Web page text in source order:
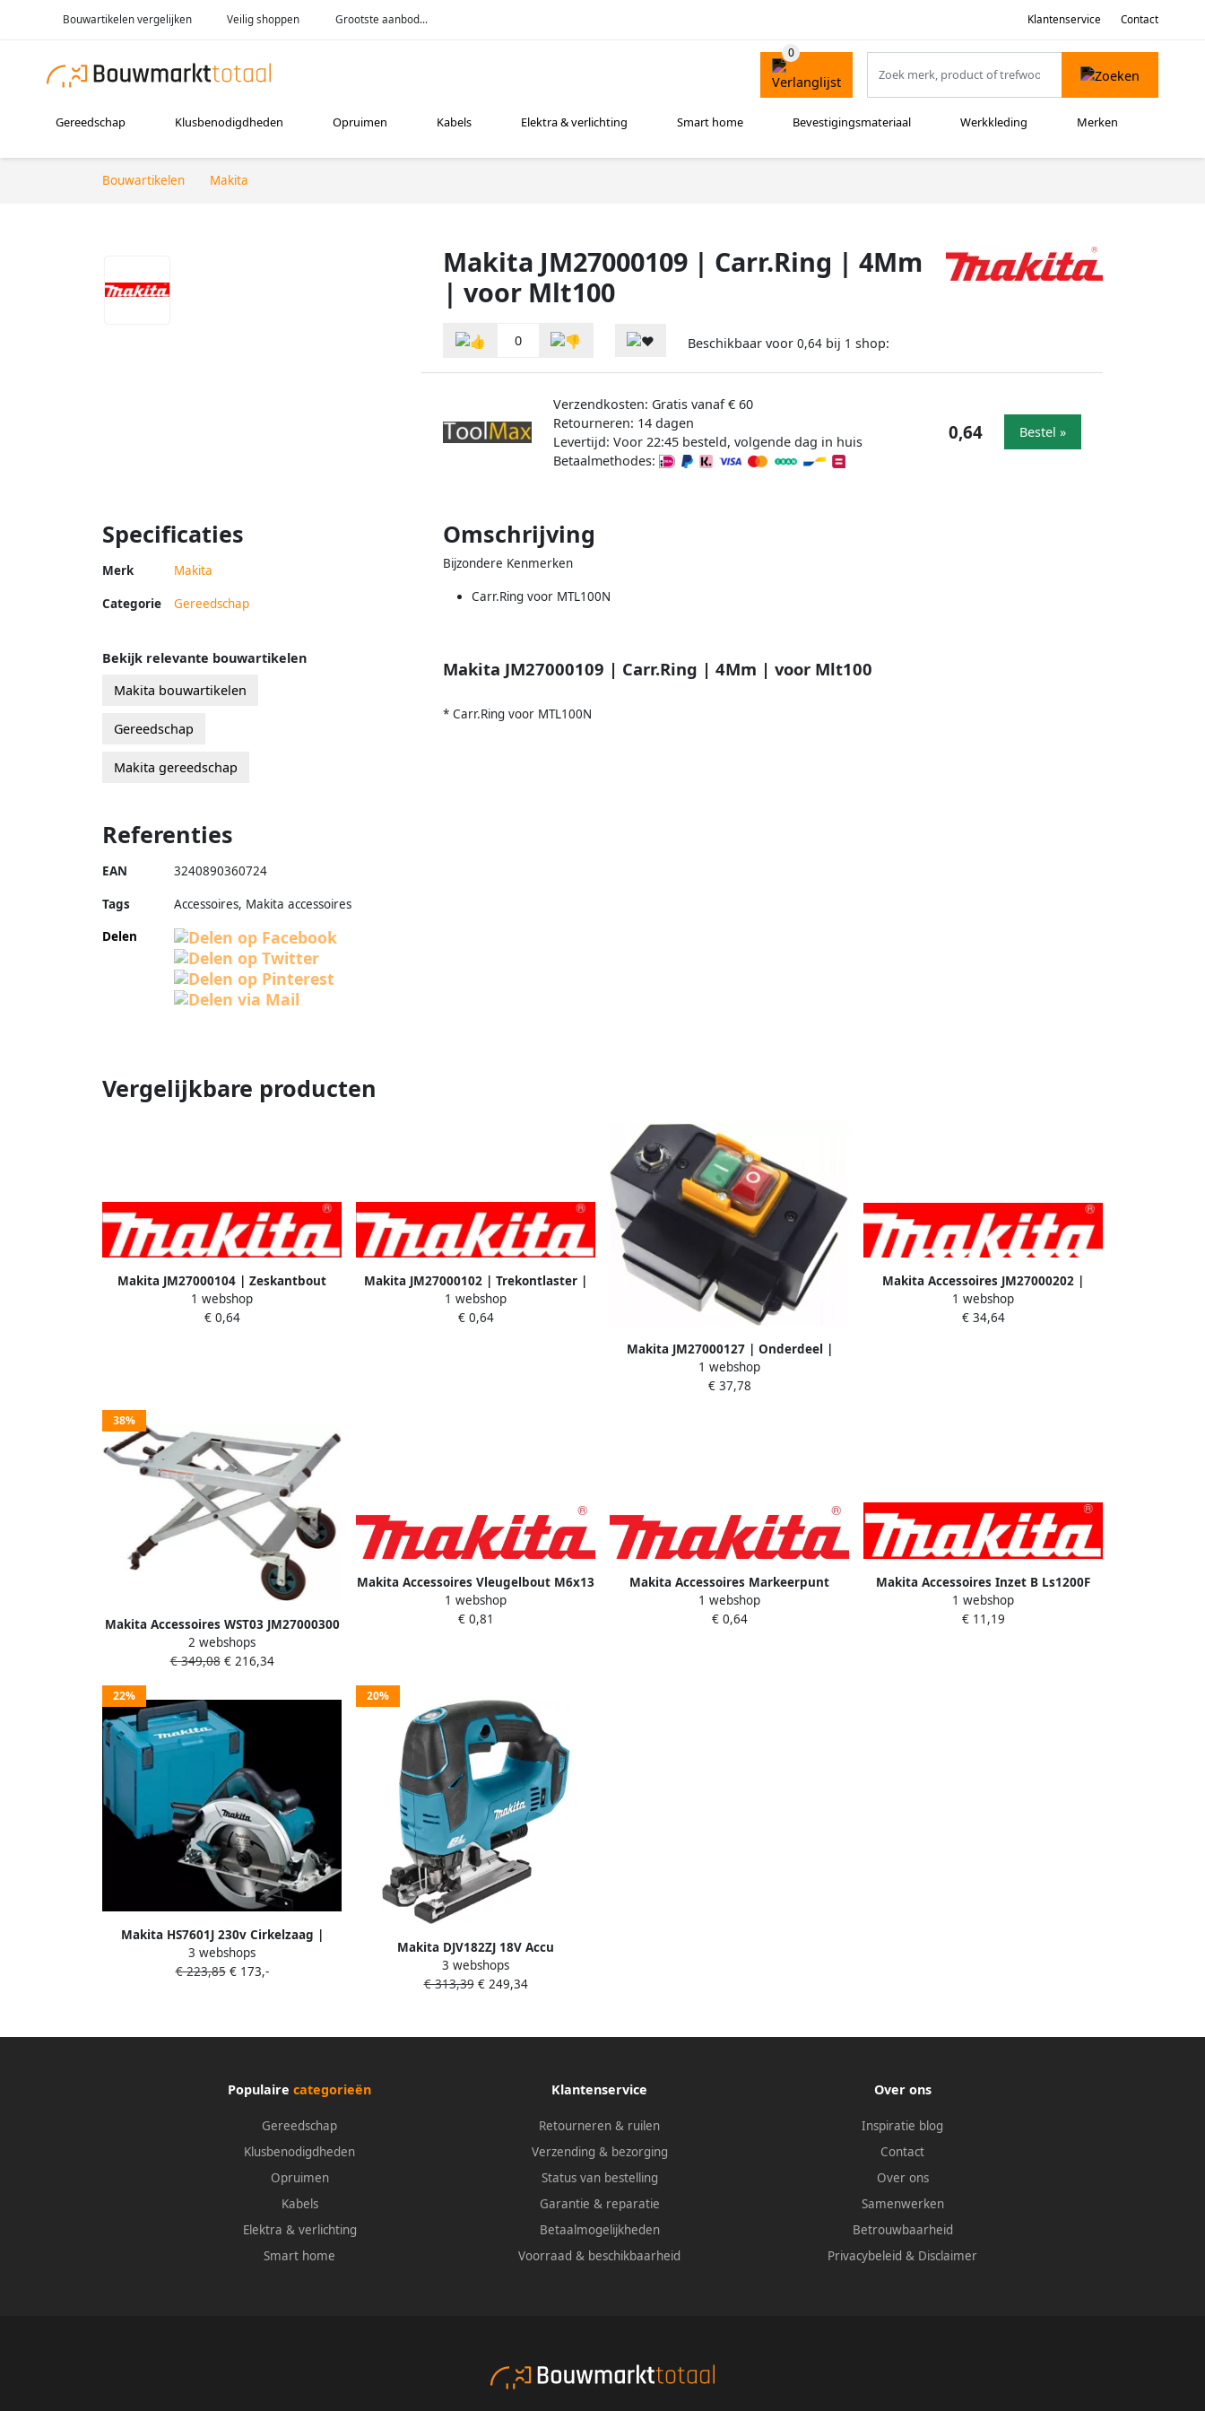
Bouwartikelen vergelijken Veilig shoppen Grootste aanbod... Klantenservice Contact
Gereedschap Klusbenodigdheden Opruimen Kabels Elektra & verlichting Smart home Bevestigingsmateriaal Werkkleding Merken
Bouwartikelen Makita
Makita JM27000109 | Carr.Ring | 4Mm
| voor Mlt100
0 Beschikbaar voor 0,64 bij 1 shop:
Verzendkosten: Gratis vanaf € 60
Retourneren: 14 dagen
Levertijd: Voor 22:45 besteld, volgende dag in huis
Betaalmethodes:
0,64 Bestel »
Specificaties
Merk Makita
Categorie Gereedschap
Omschrijving
Bijzondere Kenmerken
Carr.Ring voor MTL100N
Makita JM27000109 | Carr.Ring | 4Mm | voor Mlt100
* Carr.Ring voor MTL100N
Bekijk relevante bouwartikelen
Makita bouwartikelen
Gereedschap
Makita gereedschap
Referenties
EAN 3240890360724
Tags
Accessoires, Makita accessoires
Delen
Vergelijkbare producten
Makita JM27000104 | Zeskantbout
M10x45mm | voor MLT100N
1 webshop
€ 0,64
Makita JM27000102 | Trekontlaster |
Voor Mlt100
1 webshop
€ 0,64
Makita JM27000127 | Onderdeel |
Schakelaar Voor MLT100N JM27000127
1 webshop
€ 37,78
Makita Accessoires JM27000202 |
Langsgeleider voor MLT100
JM27000202
1 webshop
€ 34,64
38%
Makita Accessoires WST03 JM27000300
onderstel voor MLT100 WST03
2 webshops
€ 349,08€ 216,34
Makita Accessoires Vleugelbout M6x13
| JM27000210
1 webshop
€ 0,81
Makita Accessoires Markeerpunt
MLT100N | JM27000207
1 webshop
€ 0,64
Makita Accessoires Inzet B Ls1200F
JM21000101
1 webshop
€ 11,19
22%
Makita HS7601J 230v Cirkelzaag |
1200w 190mm HS7601J
3 webshops
€ 223,85€ 173,-
20%
Makita DJV182ZJ 18V Accu
Decoupeerzaag D-greep | Zonder
accu&apos;s en lader DJV182ZJ
3 webshops
€ 313,39€ 249,34
Populaire categorieën
Gereedschap
Klusbenodigdheden
Opruimen
Kabels
Elektra & verlichting
Smart home
Klantenservice
Retourneren & ruilen
Verzending & bezorging
Status van bestelling
Garantie & reparatie
Betaalmogelijkheden
Voorraad & beschikbaarheid
Over ons
Inspiratie blog
Contact
Over ons
Samenwerken
Betrouwbaarheid
Privacybeleid & Disclaimer